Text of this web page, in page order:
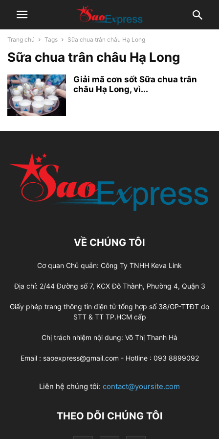
Trang chủ Tags Sữa chua trân châu Hạ Long
Sữa chua trân châu Hạ Long
Giải mã cơn sốt Sữa chua trân
châu Hạ Long, vì...
VỀ CHÚNG TÔI
Cơ quan Chủ quản: Công Ty TNHH Keva Link
Địa chỉ: 2/44 Đường số 7, KCX Đô Thành, Phường 4, Quận 3
Giấy phép trang thông tin điện tử tổng hợp số 38/GP-TTĐT do
STT & TT TP.HCM cấp
Chị trách nhiệm nội dung: Võ Thị Thanh Hà
Email : saoexpress@gmail.com - Hotline : 093 8899092
Liên hệ chúng tôi: contact@yoursite.com
THEO DÕI CHÚNG TÔI